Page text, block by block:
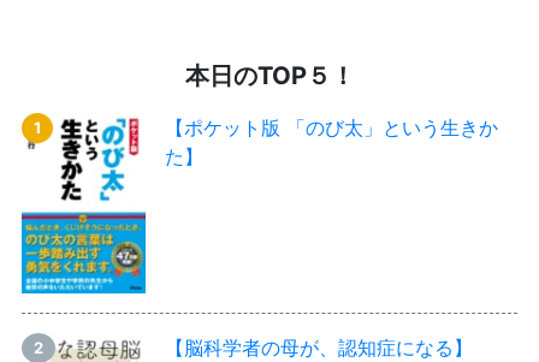
本日のTOP５！
【ポケット版 「のび太」という生きか
た】
【脳科学者の母が、認知症になる】